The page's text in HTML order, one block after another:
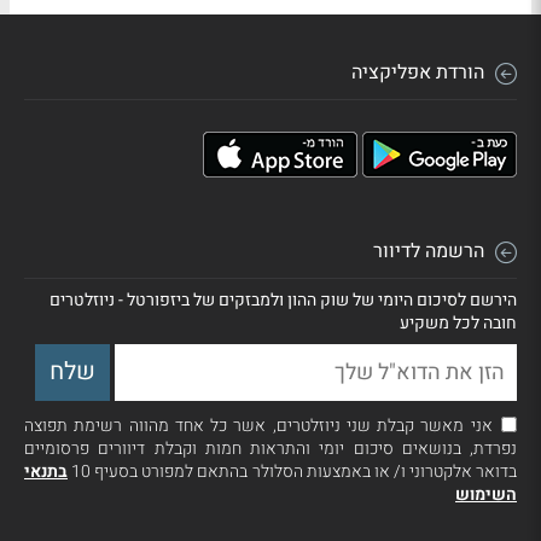
הורדת אפליקציה
הרשמה לדיוור
הירשם לסיכום היומי של שוק ההון ולמבזקים של ביזפורטל - ניוזלטרים
חובה לכל משקיע
אני מאשר קבלת שני ניוזלטרים, אשר כל אחד מהווה רשימת תפוצה
נפרדת, בנושאים סיכום יומי והתראות חמות וקבלת דיוורים פרסומיים
בדואר אלקטרוני ו/ או באמצעות הסלולר בהתאם למפורט בסעיף 10
בתנאי
השימוש